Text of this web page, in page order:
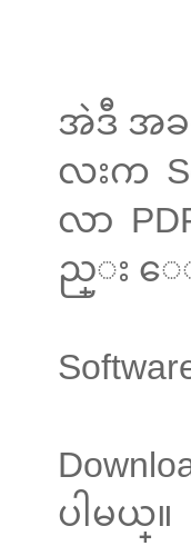
အဲဒီ အခ
လးက
လာ
ည္း ေျ
ပါမယ္။